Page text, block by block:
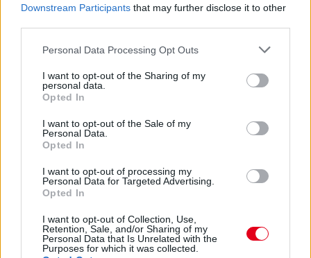
Downstream Participants that may further disclose it to other
Please note that this website/app uses one or more Google
not limited to your visit or usage behaviour. You may click to
grant or deny consent to Google and its third-party tags to
use your data for below specified purposes in below Google
consent section.
Personal Data Processing Opt Outs
I want to opt-out of the Sharing of my
personal data.
Opted In
I want to opt-out of the Sale of my
Personal Data.
Opted In
I want to opt-out of processing my
Personal Data for Targeted Advertising.
Opted In
I want to opt-out of Collection, Use,
Retention, Sale, and/or Sharing of my
Personal Data that Is Unrelated with the
Purposes for which it was collected.
1 napja
Hakkinen megtartaná a Norris-Piastri párost a